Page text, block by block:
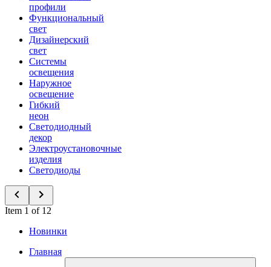
профили
Функциональный
свет
Дизайнерский
свет
Системы
освещения
Наружное
освещение
Гибкий
неон
Светодиодный
декор
Электроустановочные
изделия
Светодиоды
Item 1 of 12
Новинки
Главная